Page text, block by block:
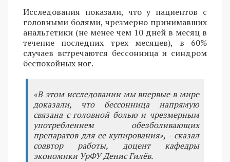
Исследования показали, что у пациентов с
головными болями, чрезмерно принимавших
анальгетики (не менее чем 10 дней в месяц в
течение последних трех месяцев), в 60%
случаев встречаются бессонница и синдром
беспокойных ног.
«В этом исследовании мы впервые в мире
доказали, что бессонница напрямую
связана с головной болью и чрезмерным
употреблением обезболивающих
препаратов для ее купирования», - сказал
соавтор работы, доцент кафедры
экономики УрФУ Денис Гилёв.